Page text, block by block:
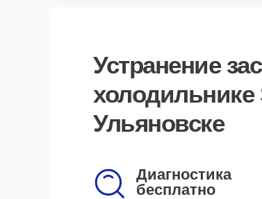
Устранение
холодильнике
Ульяновске
Диагностика
бесплатно